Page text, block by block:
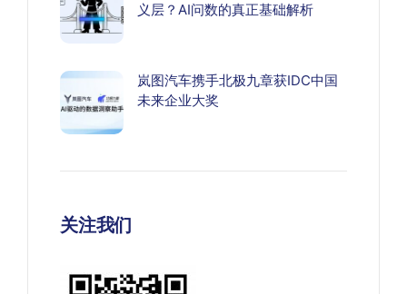
义层？AI问数的真正基础解析
岚图汽车携手北极九章获IDC中国
未来企业大奖
关注我们